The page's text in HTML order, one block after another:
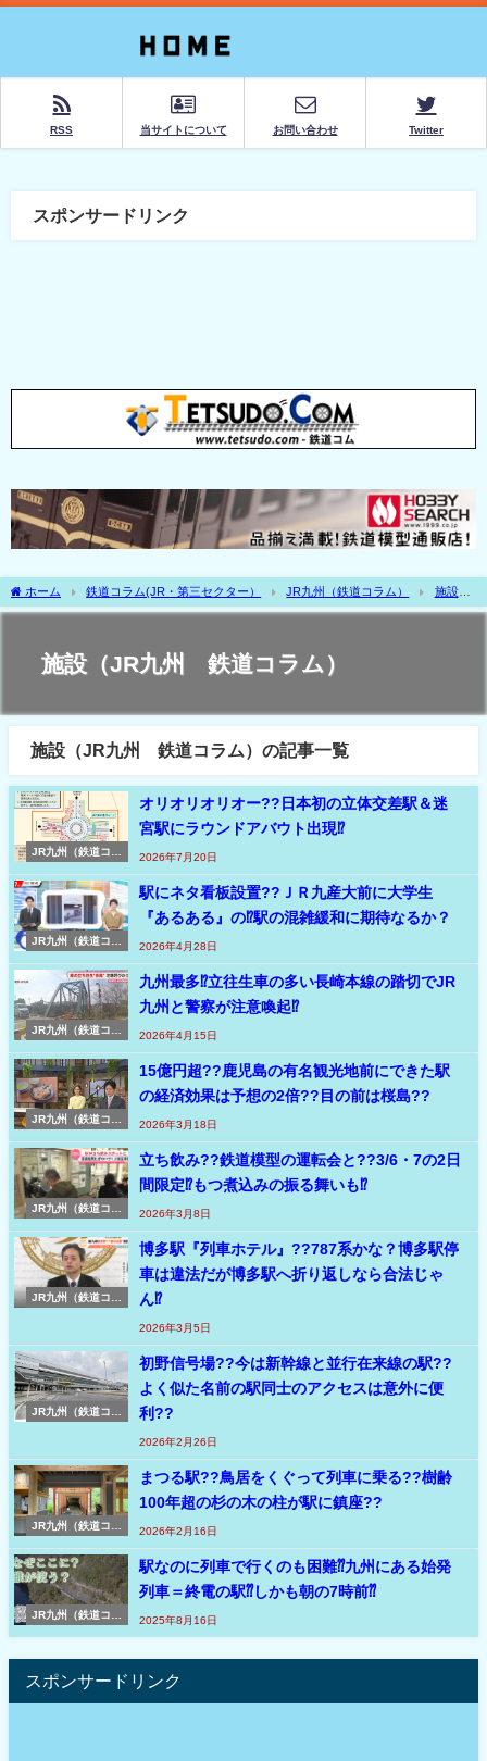
RSS 当サイトについて お問い合わせ Twitter
スポンサードリンク
ホーム 鉄道コラム(JR・第三セクター） JR九州（鉄道コラム）
施設
（JR九州 鉄道コラム）
施設（JR九州 鉄道コラム）
施設（JR九州 鉄道コラム）の記事一覧
JR九州（鉄道コラ
オリオリオリオー??日本初の立体交差駅＆迷
宮駅にラウンドアバウト出現⁉
2026年7月20日
JR九州（鉄道コラ
駅にネタ看板設置??ＪＲ九産大前に大学生
『あるある』の⁉駅の混雑緩和に期待なるか？
2026年4月28日
JR九州（鉄道コラ
九州最多⁉立往生車の多い長崎本線の踏切でJR
九州と警察が注意喚起⁉
2026年4月15日
JR九州（鉄道コラ
15億円超??鹿児島の有名観光地前にできた駅
の経済効果は予想の2倍??目の前は桜島??
2026年3月18日
JR九州（鉄道コラ
立ち飲み??鉄道模型の運転会と??3/6・7の2日
間限定⁉もつ煮込みの振る舞いも⁉
2026年3月8日
JR九州（鉄道コラ
博多駅『列車ホテル』??787系かな？博多駅停
車は違法だが博多駅へ折り返しなら合法じゃ
ん⁉
2026年3月5日
JR九州（鉄道コラ
初野信号場??今は新幹線と並行在来線の駅??
よく似た名前の駅同士のアクセスは意外に便
利??
2026年2月26日
JR九州（鉄道コラ
まつる駅??鳥居をくぐって列車に乗る??樹齢
100年超の杉の木の柱が駅に鎮座??
2026年2月16日
JR九州（鉄道コラ
駅なのに列車で行くのも困難⁇九州にある始発
列車＝終電の駅⁇しかも朝の7時前⁇
2025年8月16日
スポンサードリンク